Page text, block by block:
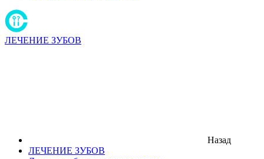
ЛЕЧЕНИЕ ЗУБОВ
Назад
ЛЕЧЕНИЕ ЗУБОВ